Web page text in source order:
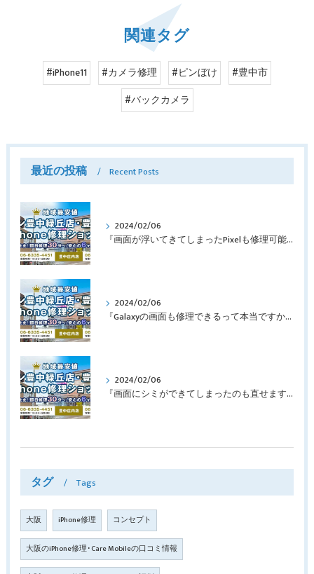
関連タグ
#iPhone11 #カメラ修理 #ピンぼけ
#豊中市
#バックカメラ
最近の投稿 Recent Posts
2024/02/06
『画面が浮いてきてしまったPixelも修理可能？』淀川区西三国よりバッテリー交換でご来店♪【Google Pixel5】
2024/02/06
『Galaxyの画面も修理できるって本当ですか？』豊中市服部本町より画面修理でご来店♪【Galaxy Note10+】
2024/02/06
『画面にシミができてしまったのも直せますか？』豊中市南桜塚より画面修理でご来店♪【iPhone11Pro】
タグ Tags
大阪 iPhone修理 コンセプト
大阪のiPhone修理･Care Mobileの口コミ情報